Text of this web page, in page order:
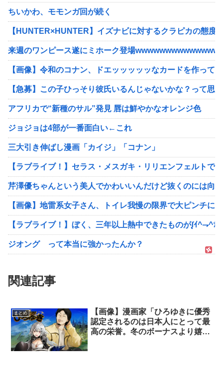
ちいかわ、モモンガ回が続く
【HUNTER×HUNTER】イズナビに対するクラピカの態度
来週のワンピース遂にミホーク登場
【画像】令和のコナン、ドエッッッッッなカードを作って
【急募】この子ひっそり彼氏いるんじゃないかな？って思
アフリカで“新種のサル”発見 唇は鮮やかなオレンジ色
ジョジョは4部が一番面白い←これ
三大引き伸ばし漫画「カイジ」「コナン」
【ラブライブ！】セラス・メスガキ・リリエンフェルトで
芹澤優ちゃんという美人でかわいいんだけど抜くのには向
【画像】地雷系女子さん、トイレ我慢の限界で大ピンチに
【ラブライブ！】ぼく、三年以上熱中できたものがᶘｲ^⇁^ﾅ
ジオング って本当に強かったんか？
関連記事
まとめ
【画像】漫画家「ひろゆきに優秀
認定されるのは日本人にとって最
高の栄誉。冬のボーナスより嬉し